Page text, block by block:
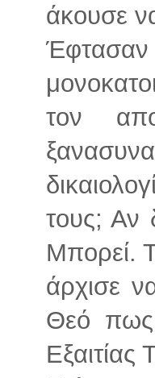
άκουσε
τον
τους; Αν
Μπορεί.
άρχισε
Θεό πως
Εξαιτίας